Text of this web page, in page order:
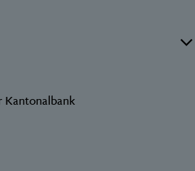
Kantonalbank